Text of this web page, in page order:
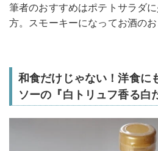
筆者のおすすめはポテトサラダ
方。スモーキーになってお酒の
和食だけじゃない！洋食に
ソーの『白トリュフ香る白